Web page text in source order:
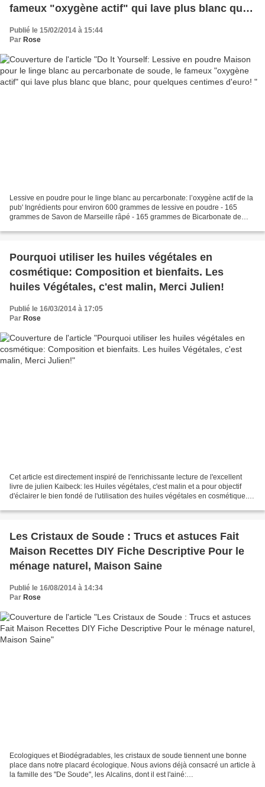
fameux "oxygène actif" qui lave plus blanc que
Publié le 15/02/2014 à 15:44
Par Rose
Lessive en poudre pour le linge blanc au percarbonate: l’oxygène actif de la
pub' Ingrédients pour environ 600 grammes de lessive en poudre - 165
grammes de Savon de Marseille râpé - 165 grammes de Bicarbonate de
Pourquoi utiliser les huiles végétales en
cosmétique: Composition et bienfaits. Les
huiles Végétales, c'est malin, Merci Julien!
Publié le 16/03/2014 à 17:05
Par Rose
Cet article est directement inspiré de l'enrichissante lecture de l'excellent
livre de julien Kaibeck: les Huiles végétales, c'est malin et a pour objectif
d'éclairer le bien fondé de l'utilisation des huiles végétales en cosmétique. Il
Les Cristaux de Soude : Trucs et astuces Fait
Maison Recettes DIY Fiche Descriptive Pour le
ménage naturel, Maison Saine
Publié le 16/08/2014 à 14:34
Par Rose
Ecologiques et Biodégradables, les cristaux de soude tiennent une bonne
place dans notre placard écologique. Nous avions déjà consacré un article à
la famille des "De Soude", les Alcalins, dont il est l'ainé: